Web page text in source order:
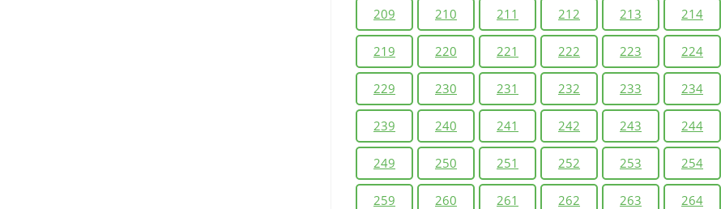
209 210 211 212 213 214
219 220 221 222 223 224
229 230 231 232 233 234
239 240 241 242 243 244
249 250 251 252 253 254
259 260 261 262 263 264